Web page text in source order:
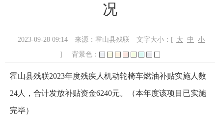
况
2023-09-28 09:14 来源：霍山县残联 文字大小：[ 大 中
小
]
背景色：
霍山县残联2023年度残疾人机动轮椅车燃油补贴实施人数
24人，合计发放补贴资金6240元。（本年度该项目已实施
完毕）